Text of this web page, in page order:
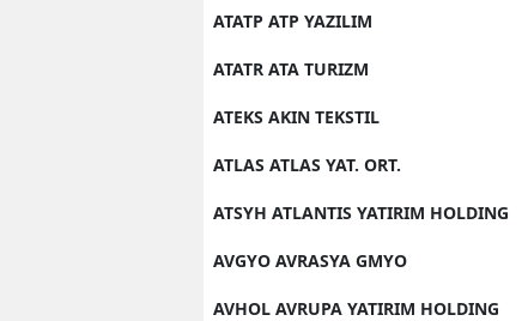
ATATP ATP YAZILIM
ATATR ATA TURIZM
ATEKS AKIN TEKSTIL
ATLAS ATLAS YAT. ORT.
ATSYH ATLANTIS YATIRIM HOLDING
AVGYO AVRASYA GMYO
AVHOL AVRUPA YATIRIM HOLDING